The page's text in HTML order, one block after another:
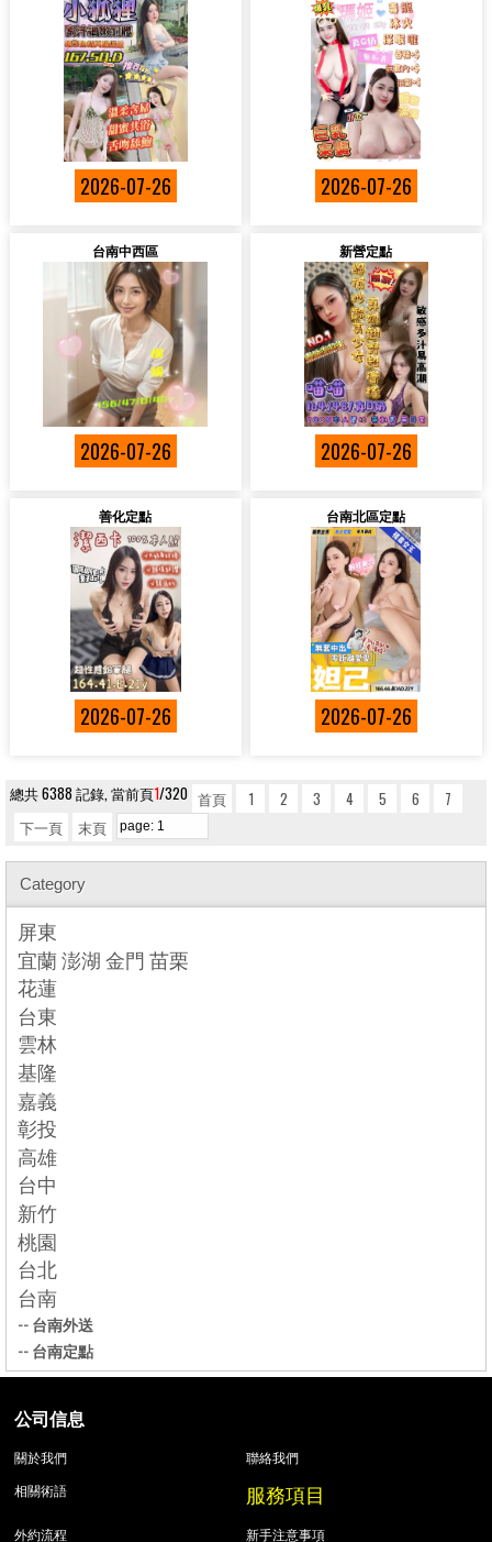
2026-07-26 2026-07-26
台南中西區
2026-07-26
新營定點
2026-07-26
善化定點
2026-07-26
台南北區定點
2026-07-26
總共 6388 記錄, 當前頁1/320 首頁 1 2 3 4 5 6
7
下一頁
末頁
Category
屏東
宜蘭 澎湖 金門 苗栗
花蓮
台東
雲林
基隆
嘉義
彰投
高雄
台中
新竹
桃園
台北
台南
--台南外送
--台南定點
公司信息
關於我們
聯絡我們
相關術語
服務項目
外約流程 新手注意事項